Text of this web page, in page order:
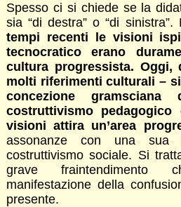
Spesso ci si chiede se la
sia “di destra” o “di
tempi recenti le visioni
tecnocratico erano
cultura progressista. Oggi,
molti riferimenti culturali –
concezione
costruttivismo pedagogico
visioni attira un’area
assonanze con una sua
costruttivismo sociale. Si
grave fraintendimento
manifestazione della
presente.